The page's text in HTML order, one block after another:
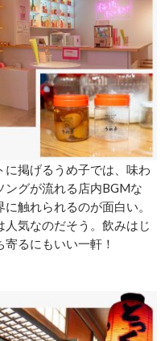
に掲げるうめ子では、味わ
ングが流れる店内BGMな
触れられるのが面白い。
気なのだそう。飲みはじ
るにもいい一軒！